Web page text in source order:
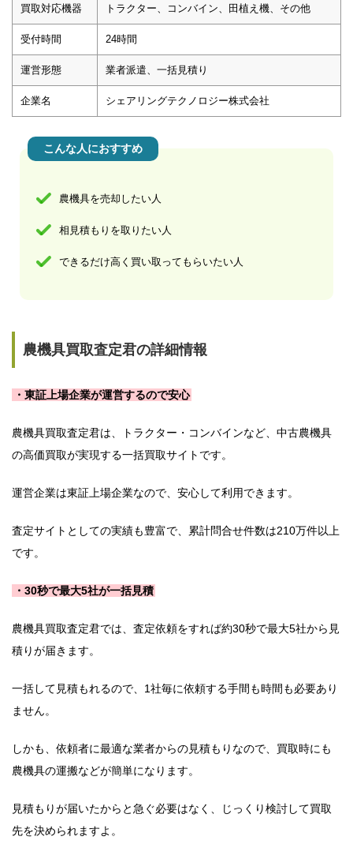
買取対応機器 トラクター、コンバイン、田植え機、その他
受付時間 24時間
運営形態 業者派遣、一括見積り
企業名 シェアリングテクノロジー株式会社
こんな人におすすめ
農機具を売却したい人
相見積もりを取りたい人
できるだけ高く買い取ってもらいたい人
農機具買取査定君の詳細情報
・東証上場企業が運営するので安心
農機具買取査定君は、トラクター・コンバインなど、中古農機具
の高価買取が実現する一括買取サイトです。
運営企業は東証上場企業なので、安心して利用できます。
査定サイトとしての実績も豊富で、累計問合せ件数は210万件以上
です。
・30秒で最大5社が一括見積
農機具買取査定君では、査定依頼をすれば約30秒で最大5社から見
積りが届きます。
一括して見積もれるので、1社毎に依頼する手間も時間も必要あり
ません。
しかも、依頼者に最適な業者からの見積もりなので、買取時にも
農機具の運搬などが簡単になります。
見積もりが届いたからと急ぐ必要はなく、じっくり検討して買取
先を決められますよ。